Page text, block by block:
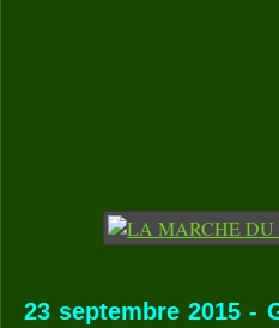
23 septembre 2015 -